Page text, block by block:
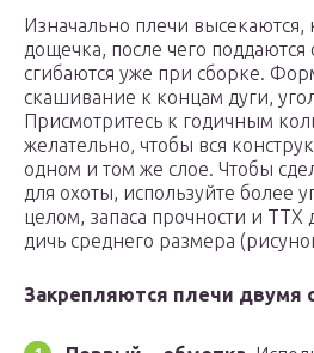
Изначально плечи высекаются,
дощечка, после чего поддаются
сгибаются уже при сборке.
скашивание к концам дуги,
Присмотритесь к годичным
желательно, чтобы вся
одном и том же слое. Чтобы
для охоты, используйте более
целом, запаса прочности и ТТХ
дичь среднего размера
Закрепляются плечи двумя